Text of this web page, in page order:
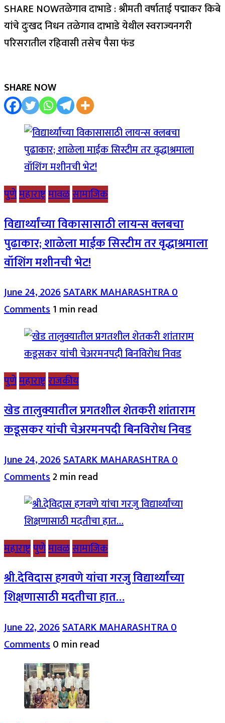
SHARE NOWतळेगाव दाभाडे : श्रीमती वर्षाताई पद्माकर किबे
यांचे दुःखद निधन तळेगाव दाभाडे येथील स्वराज्यनगरी
परिसरातील रहिवासी तसेच पैसा फंड
SHARE NOW
पुणेमहाराष्ट्रमावळसामाजिक
विद्यार्थ्यांच्या विकासासाठी लायन्स क्लबचा
पुढाकार; शाळेला माईक सिस्टीम तर वृद्धाश्रमाला
वॉशिंग मशीनची भेट!
June 24, 2026SATARK MAHARASHTRA0
Comments1 min read
पुणेमहाराष्ट्रराजकीय
खेड तालुक्यातील प्रगतशील शेतकरी शांताराम
कडूसकर यांची चेअरमनपदी बिनविरोध निवड
June 24, 2026SATARK MAHARASHTRA0
Comments2 min read
महाराष्ट्रपुणेमावळसामाजिक
श्री.देविदास हगवणे यांचा गरजु विद्यार्थ्यांच्या
शिक्षणासाठी मदतीचा हात…
June 22, 2026SATARK MAHARASHTRA0
Comments0 min read